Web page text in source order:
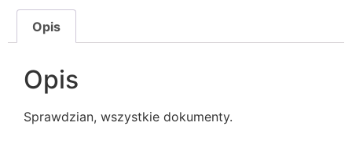
Opis
Opis
Sprawdzian, wszystkie dokumenty.